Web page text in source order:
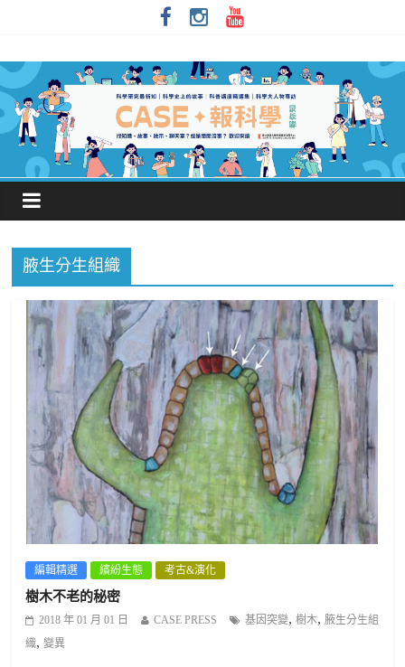
腋生分生組織
編輯精選 繽紛生態 考古&演化
樹木不老的秘密
2018 年 01 月 01 日 CASE PRESS 基因突變,樹木, 腋生分生組
織,變異